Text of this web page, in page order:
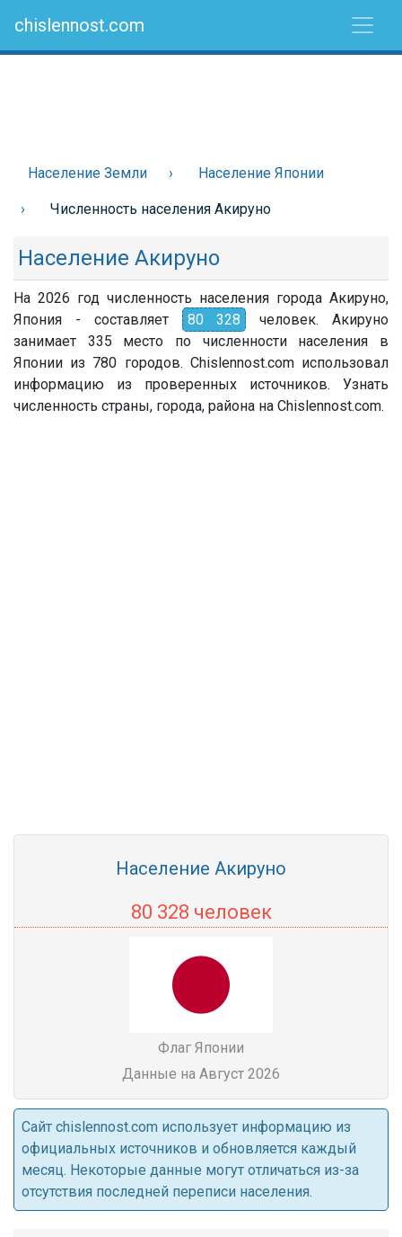
chislennost.com
Население Земли Население Японии
Численность населения Акируно
Население Акируно
На 2026 год численность населения города Акируно,
Япония - составляет
80 328
человек. Акируно
занимает 335 место по численности населения в
Японии из 780 городов. Chislennost.com использовал
информацию из проверенных источников. Узнать
численность страны, города, района на Chislennost.com.
Население Акируно
80 328 человек
Флаг Японии
Данные на Август 2026
Cайт chislennost.com использует информацию из
официальных источников и обновляется каждый
месяц. Некоторые данные могут отличаться из-за
отсутствия последней переписи населения.